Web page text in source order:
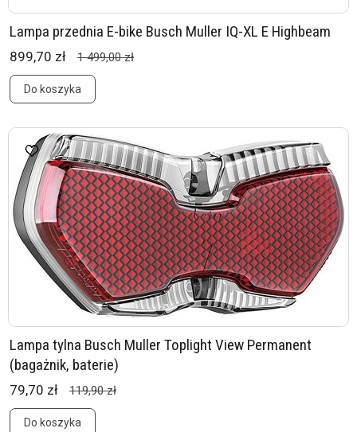
Lampa przednia E-bike Busch Muller IQ-XL E Highbeam
899,70 zł 1 499,00 zł
Do koszyka
Lampa tylna Busch Muller Toplight View Permanent
(bagażnik, baterie)
79,70 zł 119,90 zł
Do koszyka